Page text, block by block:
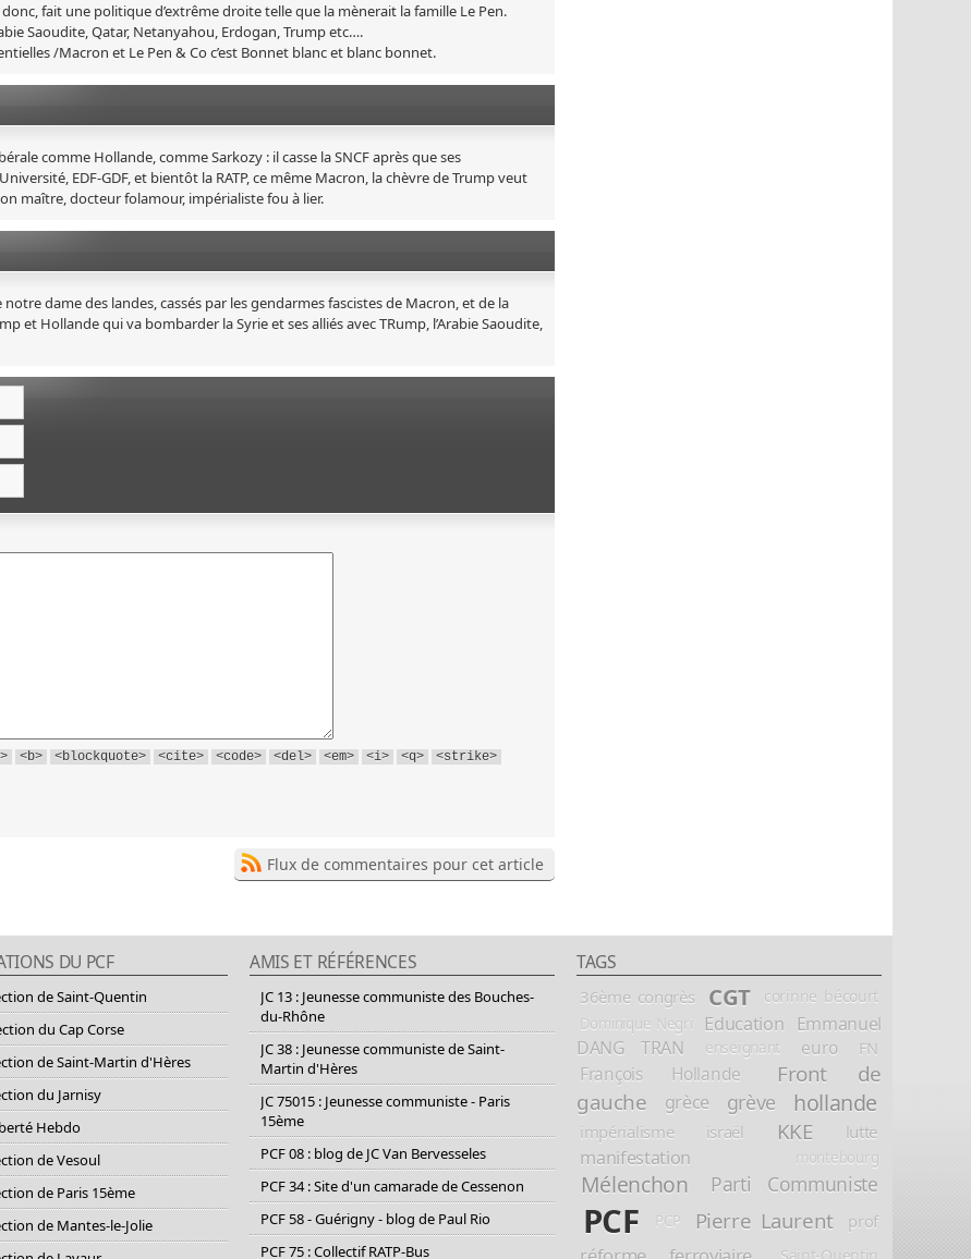
fait une politique d’extrême droite telle que la mènerait la famille Le Pen.
Saoudite, Qatar, Netanyahou, Erdogan, Trump etc….
/Macron et Le Pen & Co c’est Bonnet blanc et blanc bonnet.
comme Hollande, comme Sarkozy : il casse la SNCF après que ses
EDF-GDF, et bientôt la RATP, ce même Macron, la chèvre de Trump veut
maître, docteur folamour, impérialiste fou à lier.
dame des landes, cassés par les gendarmes fascistes de Macron, et de la
et Hollande qui va bombarder la Syrie et ses alliés avec TRump, l’Arabie Saoudite,
<b> <blockquote> <cite> <code> <del> <em> <i> <q>
<strike>
Flux de commentaires pour cet article
DU PCF
de Saint-Quentin
du Cap Corse
de Saint-Martin d'Hères
du Jarnisy
Hebdo
de Vesoul
de Paris 15ème
de Mantes-le-Jolie
AMIS ET RÉFÉRENCES
JC 13 : Jeunesse communiste des Bouches-
du-Rhône
JC 38 : Jeunesse communiste de Saint-
Martin d'Hères
JC 75015 : Jeunesse communiste - Paris
15ème
PCF 08 : blog de JC Van Bervesseles
PCF 34 : Site d'un camarade de Cessenon
PCF 58 - Guérigny - blog de Paul Rio
PCF 75 : Collectif RATP-Bus
TAGS
36ème congrès CGT corinne bécourt
Dominique Negri Education
Emmanuel
DANG TRAN
enseignant euro FN
François Hollande
Front de
gauche
grèce grève hollande
impérialisme israël KKE lutte
manifestation montebourg
Mélenchon Parti Communiste
PCF PCP Pierre Laurent prof
Saint-Quentin